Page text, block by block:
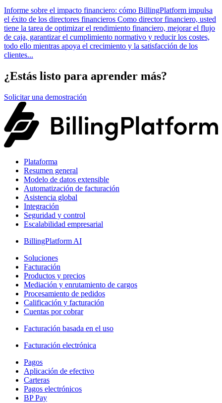
Informe sobre el impacto financiero: cómo BillingPlatform impulsa
el éxito de los directores financieros Como director financiero, usted
tiene la tarea de optimizar el rendimiento financiero, mejorar el flujo
de caja, garantizar el cumplimiento normativo y reducir los costes,
todo ello mientras apoya el crecimiento y la satisfacción de los
clientes...
¿Estás listo para aprender más?
Solicitar una demostración
Plataforma
Resumen general
Modelo de datos extensible
Automatización de facturación
Asistencia global
Integración
Seguridad y control
Escalabilidad empresarial
BillingPlatform AI
Soluciones
Facturación
Productos y precios
Mediación y enrutamiento de cargos
Procesamiento de pedidos
Calificación y facturación
Cuentas por cobrar
Facturación basada en el uso
Facturación electrónica
Pagos
Aplicación de efectivo
Carteras
Pagos electrónicos
BP Pay